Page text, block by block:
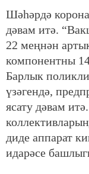
Шәһәрдә
дәвам итә.
22 меңнән
компонентны
Барлык
үзәгендә,
ясату дәвам
диде аппарат
идарәсе